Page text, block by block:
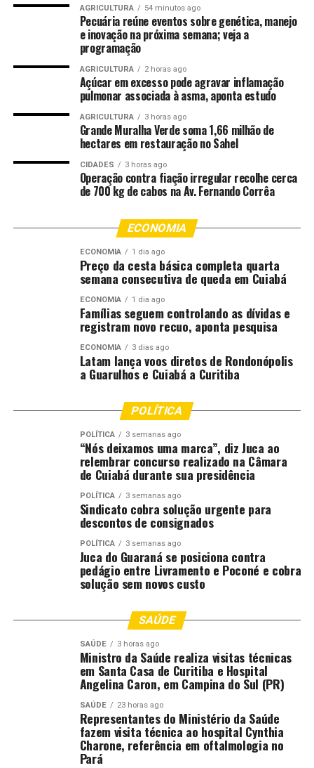
do transporte coletivo.
O prefeito explicou que a renovação ocorre dentro das
regras do contrato de concessão. A aquisição foi feita
por financiamento privado das empresas de transporte,
enquanto a prefeitura concedeu carta de anuência para
viabilizar o crédito bancário. Ele destacou ainda que a
regularização de pagamentos municipais e a
renegociação de dívidas antigas com o Tribunal de
Contas permitiram que as empresas obtivessem
financiamento para renovar a frota.
pagamentos em dia e cobrar a melhoria do serviço. Isso
permite que as empresas invistam na renovação dos
veículos”, disse.
A modernização inclui a meta de ter 100% da frota com
ar-condicionado até o fim do ano, com a substituição
gradual dos ônibus mais antigos.
Além da renovação dos veículos, o prefeito ressaltou a
política de incentivo ao uso do transporte coletivo. O
eventos e em datas comemorativas, iniciativa que
consumiu mais de R$ 500 mil em 2025. “A gratuidade
permite que o trabalhador e sua família usem o
transporte público também para lazer, esporte e
atividades sociais”, afirmou.
A entrega dos novos ônibus marca mais uma etapa do
plano de reestruturação do transporte coletivo na
capital, que prevê melhoria da frota, modernização do
sistema e ampliação do acesso da população ao serviço.
Prefeitura de Cuiabá – MT
RELATED TOPICS: ARCONDICIONADO CÂMERAS
CAPITAL
COMEÇAM CUIABÁ
CUIABA..CBA
Canteiro da Avenida das Torres é interditado para
minimizar acidades
AGRICULTURA 54 minutos ago
Pecuária reúne eventos sobre genética, manejo
e inovação na próxima semana; veja a
programação
AGRICULTURA 2 horas ago
Açúcar em excesso pode agravar inflamação
pulmonar associada à asma, aponta estudo
AGRICULTURA 3 horas ago
Grande Muralha Verde soma 1,66 milhão de
hectares em restauração no Sahel
CIDADES 3 horas ago
Operação contra fiação irregular recolhe cerca
de 700 kg de cabos na Av. Fernando Corrêa
ECONOMIA
ECONOMIA 1 dia ago
Preço da cesta básica completa quarta
semana consecutiva de queda em Cuiabá
ECONOMIA 1 dia ago
Famílias seguem controlando as dívidas e
registram novo recuo, aponta pesquisa
ECONOMIA 3 dias ago
Latam lança voos diretos de Rondonópolis
a Guarulhos e Cuiabá a Curitiba
POLÍTICA
POLÍTICA 3 semanas ago
“Nós deixamos uma marca”, diz Juca ao
relembrar concurso realizado na Câmara
de Cuiabá durante sua presidência
POLÍTICA 3 semanas ago
Sindicato cobra solução urgente para
descontos de consignados
POLÍTICA 3 semanas ago
Juca do Guaraná se posiciona contra
pedágio entre Livramento e Poconé e cobra
solução sem novos custo
SAÚDE
SAÚDE 3 horas ago
Ministro da Saúde realiza visitas técnicas
em Santa Casa de Curitiba e Hospital
Angelina Caron, em Campina do Sul (PR)
SAÚDE 23 horas ago
Representantes do Ministério da Saúde
fazem visita técnica ao hospital Cynthia
Charone, referência em oftalmologia no
Pará